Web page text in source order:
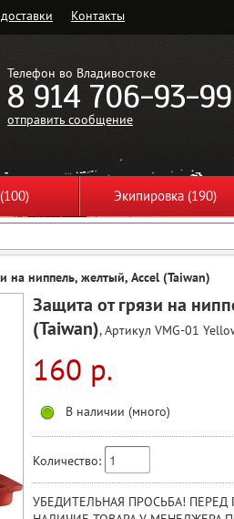
Контакты
Телефон во Владивостоке
8 914 706-93-99
отправить сообщение
Экипировка (190)
на ниппель, желтый, Accel (Taiwan)
Защита от грязи на
(Taiwan), Артикул VMG-01
160 р.
В наличии (много)
Количество:
УБЕДИТЕЛЬНАЯ ПРОСЬБА!